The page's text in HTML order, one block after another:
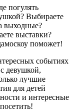
погулять
Выбираете
выходные?
выставки?
поможет!
событиях
девушкой,
лучшие
для детей
и интересные